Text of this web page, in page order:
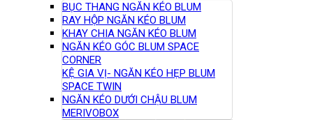
BỤC THANG NGĂN KÉO BLUM
RAY HỘP NGĂN KÉO BLUM
KHAY CHIA NGĂN KÉO BLUM
NGĂN KÉO GÓC BLUM SPACE
CORNER
KỆ GIA VỊ- NGĂN KÉO HẸP BLUM
SPACE TWIN
NGĂN KÉO DƯỚI CHẬU BLUM
MERIVOBOX